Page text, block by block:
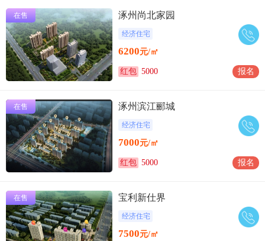
在售 涿州尚北家园
经济住宅
6200元/㎡
红包 5000 报名
在售 涿州滨江郦城
经济住宅
7000元/㎡
红包 5000 报名
在售 宝利新仕界
经济住宅
7500元/㎡